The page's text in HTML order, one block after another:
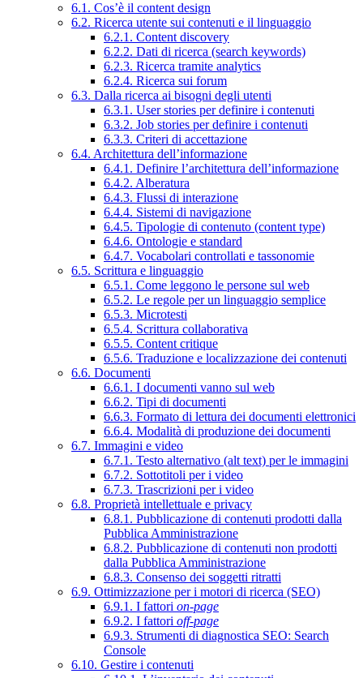
6.1. Cos’è il content design
6.2. Ricerca utente sui contenuti e il linguaggio
6.2.1. Content discovery
6.2.2. Dati di ricerca (search keywords)
6.2.3. Ricerca tramite analytics
6.2.4. Ricerca sui forum
6.3. Dalla ricerca ai bisogni degli utenti
6.3.1. User stories per definire i contenuti
6.3.2. Job stories per definire i contenuti
6.3.3. Criteri di accettazione
6.4. Architettura dell’informazione
6.4.1. Definire l’architettura dell’informazione
6.4.2. Alberatura
6.4.3. Flussi di interazione
6.4.4. Sistemi di navigazione
6.4.5. Tipologie di contenuto (content type)
6.4.6. Ontologie e standard
6.4.7. Vocabolari controllati e tassonomie
6.5. Scrittura e linguaggio
6.5.1. Come leggono le persone sul web
6.5.2. Le regole per un linguaggio semplice
6.5.3. Microtesti
6.5.4. Scrittura collaborativa
6.5.5. Content critique
6.5.6. Traduzione e localizzazione dei contenuti
6.6. Documenti
6.6.1. I documenti vanno sul web
6.6.2. Tipi di documenti
6.6.3. Formato di lettura dei documenti elettronici
6.6.4. Modalità di produzione dei documenti
6.7. Immagini e video
6.7.1. Testo alternativo (alt text) per le immagini
6.7.2. Sottotitoli per i video
6.7.3. Trascrizioni per i video
6.8. Proprietà intellettuale e privacy
6.8.1. Pubblicazione di contenuti prodotti dalla
Pubblica Amministrazione
6.8.2. Pubblicazione di contenuti non prodotti
dalla Pubblica Amministrazione
6.8.3. Consenso dei soggetti ritratti
6.9. Ottimizzazione per i motori di ricerca (SEO)
6.9.1. I fattori on-page
6.9.2. I fattori off-page
6.9.3. Strumenti di diagnostica SEO: Search
Console
6.10. Gestire i contenuti